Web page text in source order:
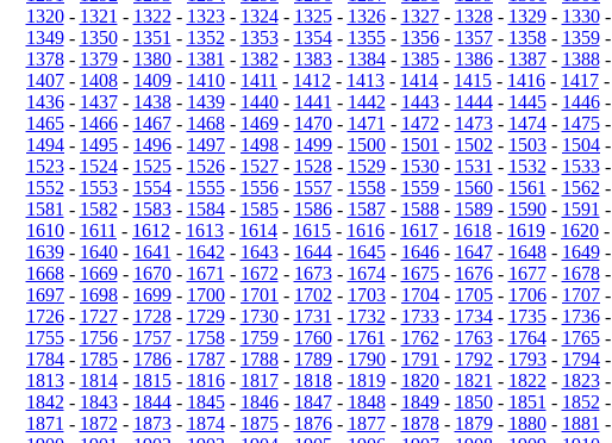
1320- 1321 - 1322 - 1323- 1324- 1325- 1326- 1327- 1328- 1329- 1330-
1349- 1350- 1351 - 1352 - 1353- 1354- 1355- 1356- 1357- 1358- 1359-
1378- 1379- 1380- 1381 - 1382 - 1383- 1384- 1385- 1386- 1387- 1388-
1407 - 1408 - 1409 - 1410 - 1411 - 1412 - 1413 - 1414 - 1415 - 1416 - 1417 -
1436- 1437- 1438- 1439- 1440- 1441 - 1442 - 1443- 1444- 1445- 1446-
1465- 1466- 1467- 1468- 1469- 1470- 1471 - 1472 - 1473- 1474- 1475-
1494 - 1495 - 1496 - 1497 - 1498 - 1499 - 1500 - 1501 - 1502 - 1503 - 1504 -
1523- 1524- 1525- 1526- 1527- 1528- 1529- 1530- 1531 - 1532 - 1533-
1552 - 1553- 1554- 1555- 1556- 1557- 1558- 1559- 1560- 1561 - 1562 -
1581 - 1582 - 1583- 1584- 1585- 1586- 1587- 1588- 1589- 1590- 1591 -
1610 - 1611 - 1612 - 1613 - 1614 - 1615 - 1616 - 1617 - 1618 - 1619 - 1620 -
1639- 1640- 1641 - 1642 - 1643- 1644- 1645- 1646- 1647- 1648- 1649-
1668- 1669- 1670- 1671 - 1672 - 1673- 1674- 1675- 1676- 1677- 1678-
1697 - 1698 - 1699 - 1700 - 1701 - 1702 - 1703 - 1704 - 1705 - 1706 - 1707 -
1726- 1727- 1728- 1729- 1730- 1731 - 1732 - 1733- 1734- 1735- 1736-
1755- 1756- 1757- 1758- 1759- 1760- 1761 - 1762 - 1763- 1764- 1765-
1784 - 1785 - 1786 - 1787 - 1788 - 1789 - 1790 - 1791 - 1792 - 1793 - 1794 -
1813- 1814- 1815- 1816- 1817- 1818- 1819- 1820- 1821 - 1822 - 1823-
1842 - 1843- 1844- 1845- 1846- 1847- 1848- 1849- 1850- 1851 - 1852 -
1871 - 1872 - 1873- 1874- 1875- 1876- 1877- 1878- 1879- 1880- 1881 -